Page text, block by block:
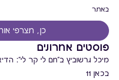
פוסטים אחרונים
מיכל גרשוביץ ב"חם לי קר לי":
בכאן 11
באתר
כן, תצרפי